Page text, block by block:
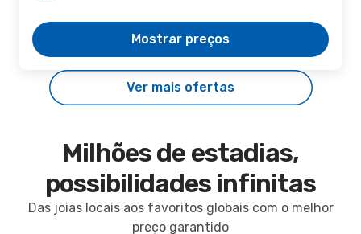
Mostrar preços
Ver mais ofertas
Milhões de estadias,
possibilidades infinitas
Das joias locais aos favoritos globais com o melhor
preço garantido